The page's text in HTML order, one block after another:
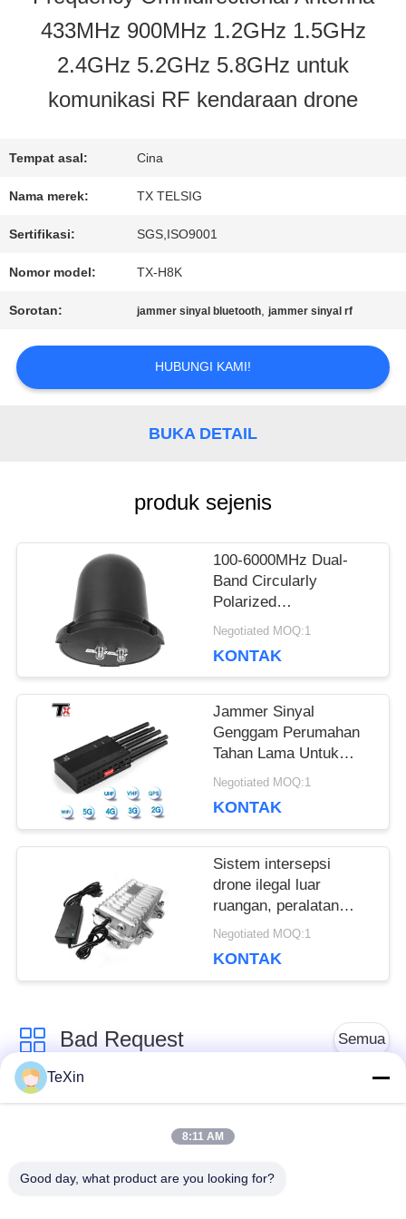
KONTROL
KUALITAS
HUBUNGI
KAMI
BERITA
PERMINTAAN
PENAWARAN
PRIVACY
POLICY
433MHz 900MHz 1.2GHz 1.5GHz
2.4GHz 5.2GHz 5.8GHz untuk
komunikasi RF kendaraan drone
Tempat asal: Cina
Nama merek: TX TELSIG
Sertifikasi: SGS,ISO9001
Nomor model: TX-H8K
Sorotan: jammer sinyal bluetooth,jammer sinyal rf
HUBUNGI KAMI!
BUKA DETAIL
produk sejenis
100-6000MHz Dual-
Band Circularly
Polarized
Omnidirectional
Waterproof Mushroom
Monitoring Drone &
Countermeasure
Negotiated MOQ:1
KONTAK
Jammer Sinyal
Genggam Perumahan
Tahan Lama Untuk
Konferensi Dan
Negotiated MOQ:1
KONTAK
Sistem intersepsi
drone ilegal luar
ruangan, peralatan
tahan air luar ruangan
Negotiated MOQ:1
KONTAK
Bad Request Semua
Modul penangkal
drone
Modul jammer FPV Penguat daya RF
TeXin
8:11 AM
Good day, what product are you looking for?